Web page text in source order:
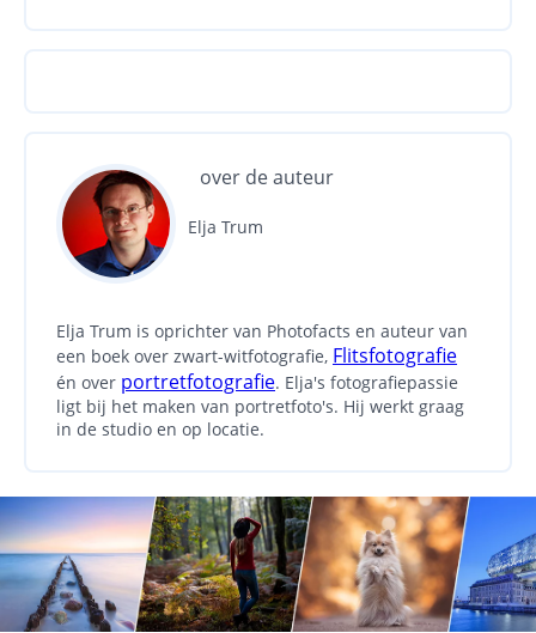
over de auteur
Elja Trum
Elja Trum is oprichter van Photofacts en auteur van
een boek over zwart-witfotografie, Flitsfotografie
én over portretfotografie. Elja's fotografiepassie
ligt bij het maken van portretfoto's. Hij werkt graag
in de studio en op locatie.